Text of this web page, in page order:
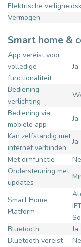
Elektrische
Vermogen
Smart home &
App vereist voor
volledige
functionaliteit
Ja
Bediening
verlichting
Bediening via
mobiele app
Ja
Kan zelfstandig met
internet verbinden
Ja
Met dimfunctie
Ondersteuning met
updates
Smart Home
Platform
Bluetooth
Ja
Bluetooth vereist